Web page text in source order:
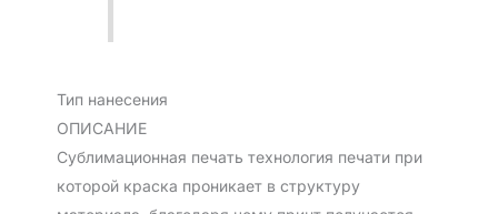
Тип нанесения
ОПИСАНИЕ
Сублимационная печать технология печати при
которой краска проникает в структуру